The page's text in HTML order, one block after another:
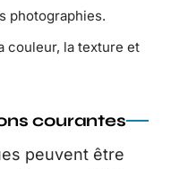
photographies.
couleur, la texture et
courantes
peuvent être